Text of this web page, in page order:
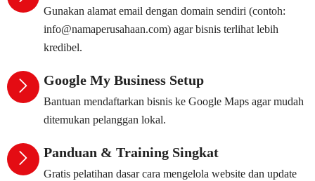
Gunakan alamat email dengan domain sendiri (contoh:
info@namaperusahaan.com) agar bisnis terlihat lebih
kredibel.
Google My Business Setup
Bantuan mendaftarkan bisnis ke Google Maps agar mudah
ditemukan pelanggan lokal.
Panduan & Training Singkat
Gratis pelatihan dasar cara mengelola website dan update